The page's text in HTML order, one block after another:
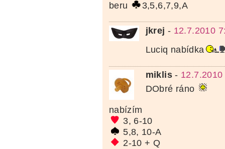
beru 3,5,6,7,9,A
jkrej - 12.7.2010
Luciq nabídka
miklis-
DObré ráno
nabízím
3, 6-10
5,8, 10-A
2-10 + Q